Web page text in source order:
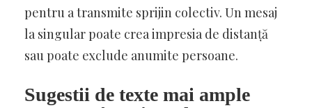
pentru a transmite sprijin colectiv. Un mesaj
la singular poate crea impresia de distanță
sau poate exclude anumite persoane.
Sugestii de texte mai ample